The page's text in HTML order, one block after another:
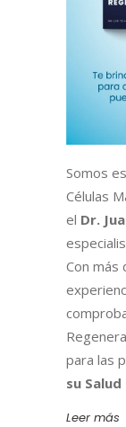
Somos
Células
el Dr.
Con más
para las
su Salud
Leer más